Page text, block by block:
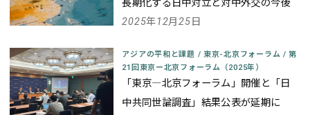
長期化する日中対立と対中外交の今後
2025年12月25日
アジアの平和と課題 / 東京-北京フォーラム / 第
21回東京ー北京フォーラム（2025年）
「東京―北京フォーラム」開催と「日
中共同世論調査」結果公表が延期に